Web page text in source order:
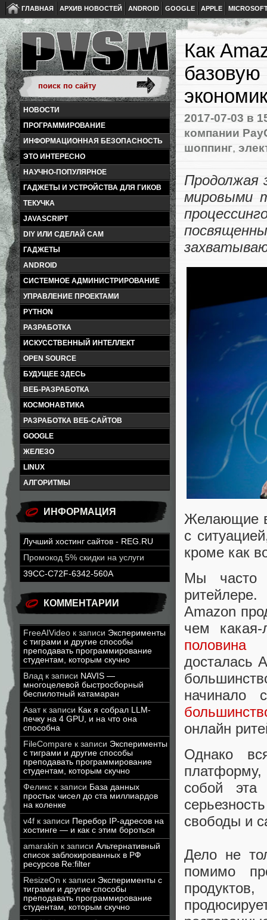
ГЛАВНАЯ АРХИВ НОВОСТЕЙ ANDROID GOOGLE APPLE
НОВОСТИ
ПРОГРАММИРОВАНИЕ
ИНФОРМАЦИОННАЯ БЕЗОПАСНОСТЬ
ЭТО ИНТЕРЕСНО
НАУЧНО-ПОПУЛЯРНОЕ
ГАДЖЕТЫ И УСТРОЙСТВА ДЛЯ ГИКОВ
ТЕКУЧКА
JAVASCRIPT
DIY ИЛИ СДЕЛАЙ САМ
ГАДЖЕТЫ
ANDROID
СИСТЕМНОЕ АДМИНИСТРИРОВАНИЕ
УПРАВЛЕНИЕ ПРОЕКТАМИ
PYTHON
РАЗРАБОТКА
ИСКУССТВЕННЫЙ ИНТЕЛЛЕКТ
OPEN SOURCE
БУДУЩЕЕ ЗДЕСЬ
ВЕБ-РАЗРАБОТКА
КОСМОНАВТИКА
РАЗРАБОТКА ВЕБ-САЙТОВ
GOOGLE
ЖЕЛЕЗО
LINUX
АЛГОРИТМЫ
ИНФОРМАЦИЯ
Лучший хостинг сайтов - REG.RU
Промокод 5% скидки на услуги
39CC-C72F-6342-560A
КОММЕНТАРИИ
FreeAIVideo к записи Эксперименты
с тиграми и другие способы
преподавать программирование
студентам, которым скучно
Влад к записи NAVIS —
многоцелевой быстросборный
беспилотный катамаран
Азатк записи Как я собрал LLM-
печку на 4 GPU, и на что она
способна
FileCompare к записи Эксперименты
с тиграми и другие способы
преподавать программирование
студентам, которым скучно
Феликс к записи База данных
простых чисел до ста миллиардов
на коленке
v4f к записи Перебор IP-адресов на
хостинге — и как с этим бороться
amarakin к записи Альтернативный
список заблокированных в РФ
ресурсов Re:filter
ResizeOn к записи Эксперименты с
тиграми и другие способы
преподавать программирование
студентам, которым скучно
Как
базовую
2017-07-03 в
компании
шоппинг,
Продолжая
мировыми
Желающие
с
кроме как
Мы часто
Amazon
чем
половина
досталась
начинало
онлайн
Однако
собой
свободы и
Дело не
помимо